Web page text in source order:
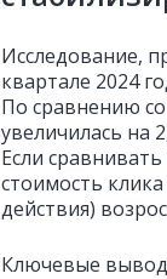
Исследование,
квартале 2024
По сравнению
увеличилась на
Если
стоимость
действия)
Ключевые